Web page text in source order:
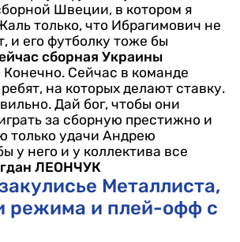
Швеции, в котором я
только, что Ибрагимович не
и его футболку тоже бы
сборная Украины
Конечно. Сейчас в команде
на которых делают ставку.
Дай бог, чтобы они
за сборную престижно и
только удачи Андрею
у него и у коллектива все
ЛЕОНЧУК
Металлиста,
режима и плей-офф с